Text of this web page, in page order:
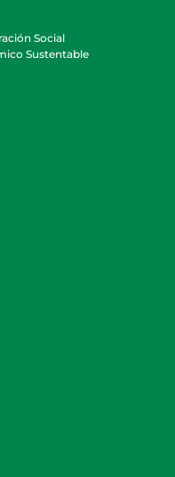
Social
Sustentable